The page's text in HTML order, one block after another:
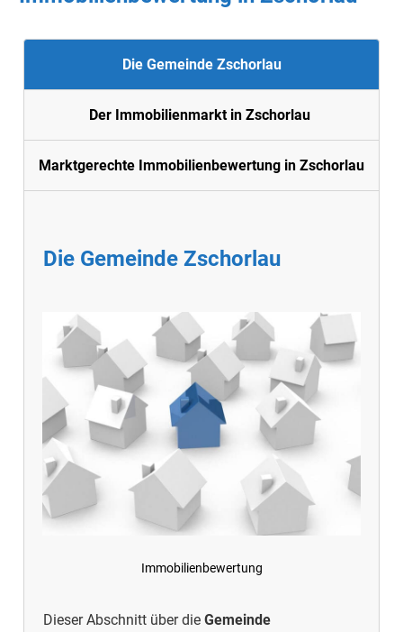
Die Gemeinde Zschorlau
Der Immobilienmarkt in Zschorlau
Marktgerechte Immobilienbewertung in Zschorlau
Die Gemeinde Zschorlau
Immobilienbewertung
Dieser Abschnitt über die Gemeinde